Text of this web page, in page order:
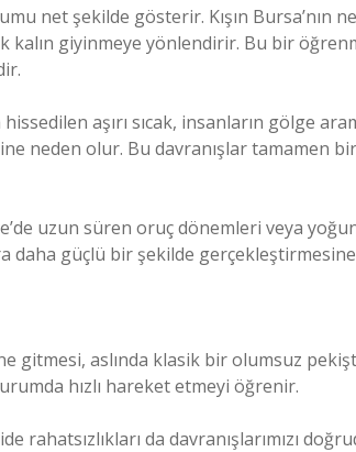
net şekilde gösterir. Kışın Bursa’nın
kalın giyinmeye yönlendirir. Bu bir
aşırı sıcak, insanların gölge
neden olur. Bu davranışlar tamamen
uzun süren oruç dönemleri veya
daha güçlü bir şekilde
gitmesi, aslında klasik bir olumsuz
hızlı hareket etmeyi öğrenir.
rahatsızlıkları da davranışlarımızı